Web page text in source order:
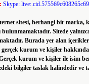
Skype: live:.cid.575569c608265c69
sitesi, herhangi bir marka,
Sitede
Burada yer alan
kurum ve kişiler
kurum ve kişiler ile isim
bilgiler taslak halindedir ve